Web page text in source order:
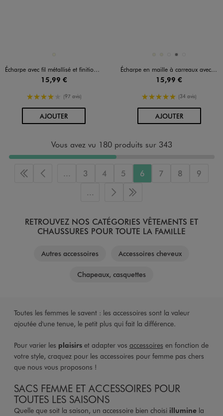
Écharpe avec fil métallisé et finitions franges femme
15,99 €
4/5 de moyenne
(97 avis)
AJOUTERAU PANIER
Disponible en 5 coloris
BLEU STANDARD
GRIS
Écharpe en maille à carreaux avec franges femme
15,99 €
5/5 de moyenne
(34 avis)
AJOUTERAU PANIER
Vous avez vu 180 produits sur 343
Première page
Page précédente
... 3 4 5 6 7 8
9
...
Page suivante
Dernière page
RETROUVEZ NOS CATÉGORIES VÊTEMENTS ET
CHAUSSURES POUR TOUTE LA FAMILLE
Autres accessoires Accessoires cheveux
Chapeaux, casquettes
Toutes les femmes le savent : les accessoires sont la valeur
ajoutée d'une tenue, le petit plus qui fait la différence.
Pour varier les plaisirset adapter vos accessoires en fonction de
votre style, craquez pour les accessoires pour femme pas chers
que nous vous proposons !
SACS FEMME ET ACCESSOIRES POUR
TOUTES LES SAISONS
Quelle que soit la saison, un accessoire bien choisi illuminela